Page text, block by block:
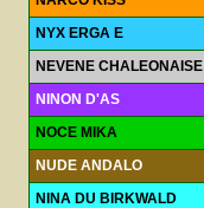
NYX ERGA E
NEVENE CHALEONAISE
NINON D'AS
NOCE MIKA
NUDE ANDALO
NINA DU BIRKWALD